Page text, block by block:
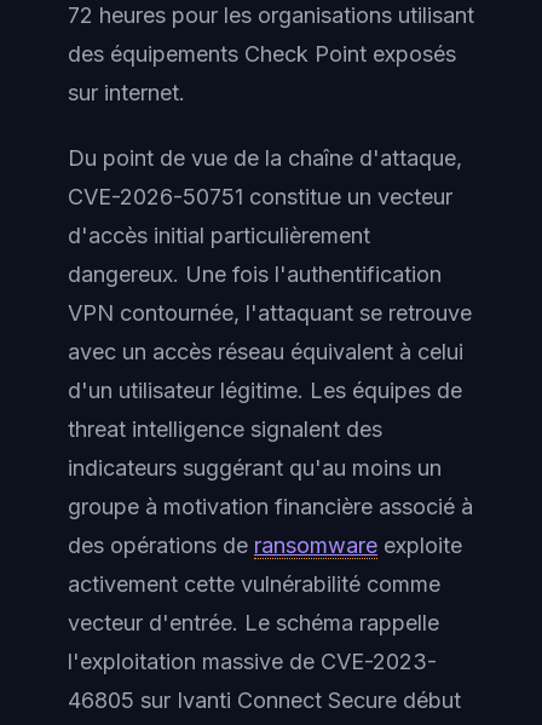
72 heures pour les organisations utilisant
des équipements Check Point exposés
sur internet.
Du point de vue de la chaîne d'attaque,
CVE-2026-50751 constitue un vecteur
d'accès initial particulièrement
dangereux. Une fois l'authentification
VPN contournée, l'attaquant se retrouve
avec un accès réseau équivalent à celui
d'un utilisateur légitime. Les équipes de
threat intelligence signalent des
indicateurs suggérant qu'au moins un
groupe à motivation financière associé à
des opérations de ransomware exploite
activement cette vulnérabilité comme
vecteur d'entrée. Le schéma rappelle
l'exploitation massive de CVE-2023-
46805 sur Ivanti Connect Secure début